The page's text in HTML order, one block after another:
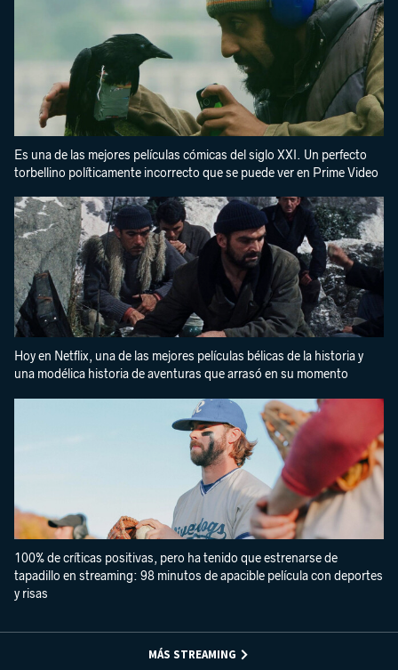
Es una de las mejores películas cómicas del siglo XXI. Un perfecto
torbellino políticamente incorrecto que se puede ver en Prime Video
Hoy en Netflix, una de las mejores películas bélicas de la historia y
una modélica historia de aventuras que arrasó en su momento
100% de críticas positivas, pero ha tenido que estrenarse de
tapadillo en streaming: 98 minutos de apacible película con deportes
y risas
MÁS STREAMING